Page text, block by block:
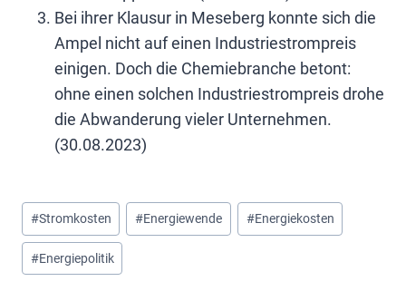
Bei ihrer Klausur in Meseberg konnte sich die
Ampel nicht auf einen Industriestrompreis
einigen. Doch die Chemiebranche betont:
ohne einen solchen Industriestrompreis drohe
die Abwanderung vieler Unternehmen.
(30.08.2023)
Schlagworte:
#Stromkosten #Energiewende #Energiekosten
#Energiepolitik